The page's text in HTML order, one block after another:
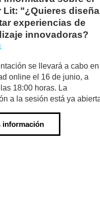
Lit: "¿Quieres
experiencias de
innovadoras?
se llevará a cabo en
online el 16 de junio, a
18:00 horas. La
a la sesión está ya
información